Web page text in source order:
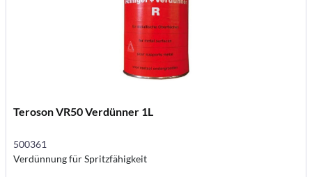
Teroson VR50 Verdünner 1L
500361
Verdünnung für Spritzfähigkeit